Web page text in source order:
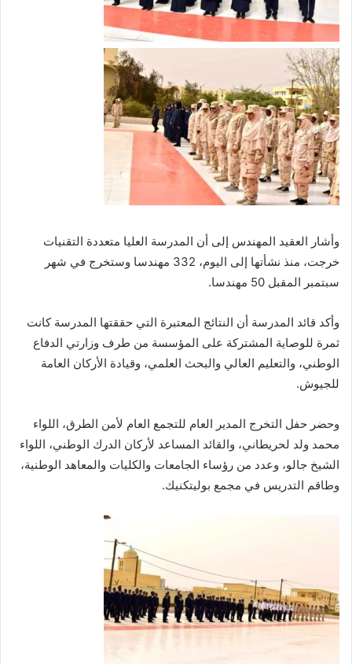
وأشار العقيد المهندس إلى أن المدرسة العليا متعددة التقنيات
خرجت، منذ نشأتها إلى اليوم، 332 مهندسا وستخرج في شهر
سبتمبر المقبل 50 مهندسا.
وأكد قائد المدرسة أن النتائج المعتبرة التي حققتها المدرسة كانت
ثمرة للوصاية المشتركة على المؤسسة من طرف وزارتي الدفاع
الوطني، والتعليم العالي والبحث العلمي، وقيادة الأركان العامة
للجيوش.
وحضر حفل التخرج المدير العام للتجمع العام لأمن الطرق، اللواء
محمد ولد لحريطاني، والقائد المساعد لأركان الدرك الوطني، اللواء
الشيخ جالو، وعدد من رؤساء الجامعات والكليات والمعاهد الوطنية،
وطاقم التدريس في مجمع بوليتكنيك.